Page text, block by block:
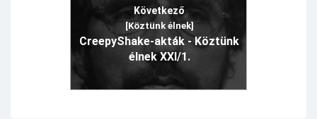
Következő
[Köztünk élnek]
CreepyShake-akták - Köztünk
élnek XXI/1.